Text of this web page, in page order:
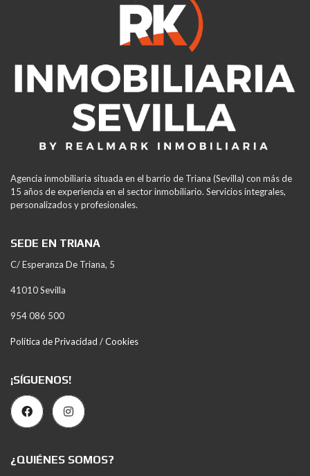
Agencia inmobiliaria situada en el barrio de Triana (Sevilla) con más de
15 años de experiencia en el sector inmobiliario. Servicios integrales,
personalizados y profesionales.
SEDE EN TRIANA
C/ Esperanza De Triana, 5
41010 Sevilla
954 086 500
Política de Privacidad / Cookies
¡SÍGUENOS!
¿QUIÉNES SOMOS?